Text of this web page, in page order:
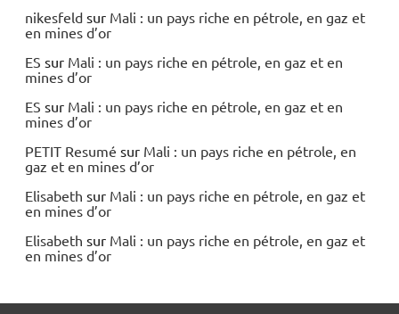
nikesfeld sur Mali : un pays riche en pétrole, en gaz et
en mines d’or
ES sur Mali : un pays riche en pétrole, en gaz et en
mines d’or
ES sur Mali : un pays riche en pétrole, en gaz et en
mines d’or
PETIT Resumé sur Mali : un pays riche en pétrole, en
gaz et en mines d’or
Elisabeth sur Mali : un pays riche en pétrole, en gaz et
en mines d’or
Elisabeth sur Mali : un pays riche en pétrole, en gaz et
en mines d’or